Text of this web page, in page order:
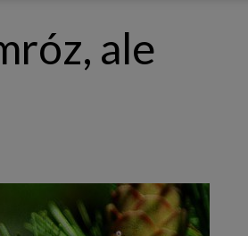
ale możesz mu się w każdej chwili sprzeciwić. O ile nie
w Twojej przeglądarce, podmioty z Grupy SAGIER
cookies i podobne oraz odczytywać informacje z takich
„Cookies” pod koniec tej informacji.
SAGIER czyli podmioty z grupy kapitałowej SAGIER, w
ale